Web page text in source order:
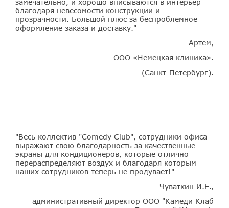
замечательно, и хорошо вписываются в интерьер
благодаря невесомости конструкции и
прозрачности. Большой плюс за беспроблемное
оформление заказа и доставку."
Артем,
ООО «Немецкая клиника».
(Санкт-Петербург).
"Весь коллектив "Comedy Club", сотрудники офиса
выражают свою благодарность за качественные
экраны для кондиционеров, которые отлично
перераспределяют воздух и благодаря которым
наших сотрудников теперь не продувает!"
Чуваткин И.Е.,
административный директор ООО "Камеди Клаб